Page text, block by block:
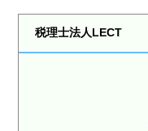
税理士法人LECT